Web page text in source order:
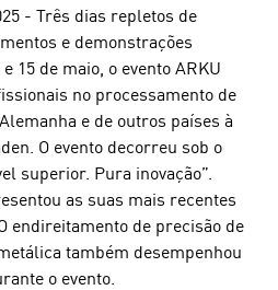
- Três dias repletos de
e demonstrações
15 de maio, o evento ARKU
no processamento de
e de outros países à
O evento decorreu sob o
superior. Pura inovação”.
as suas mais recentes
endireitamento de precisão de
também desempenhou
o evento.